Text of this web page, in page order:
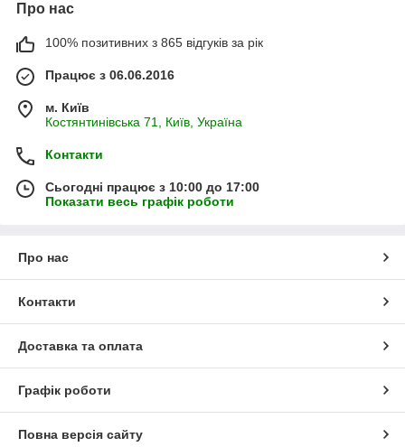
Про нас
100% позитивних з 865 відгуків за рік
Працює з 06.06.2016
м. Київ
Костянтинівська 71, Київ, Україна
Контакти
Сьогодні працює з 10:00 до 17:00
Показати весь графік роботи
Про нас
Контакти
Доставка та оплата
Графік роботи
Повна версія сайту